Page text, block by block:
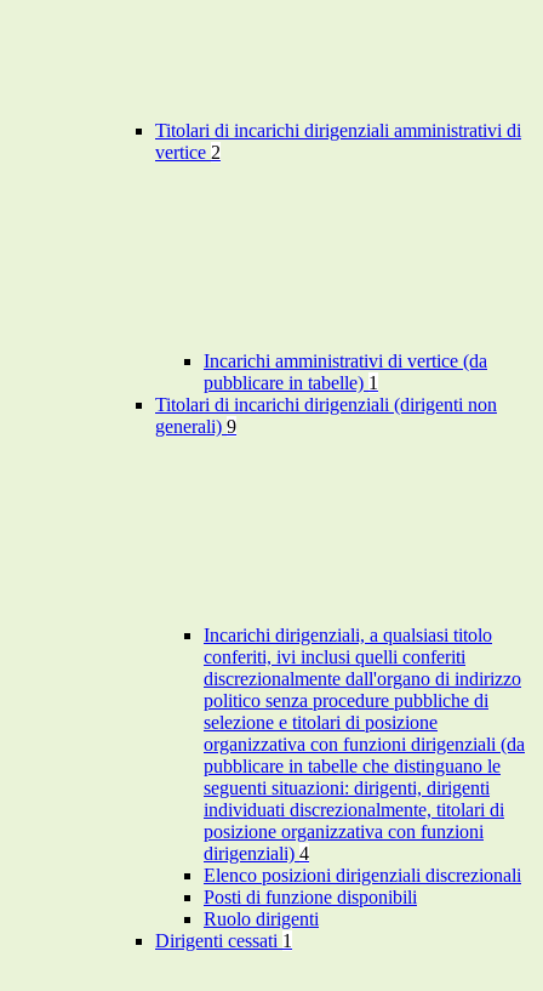
Titolari di incarichi dirigenziali amministrativi di
vertice 2
Incarichi amministrativi di vertice (da
pubblicare in tabelle) 1
Titolari di incarichi dirigenziali (dirigenti non
generali) 9
Incarichi dirigenziali, a qualsiasi titolo
conferiti, ivi inclusi quelli conferiti
discrezionalmente dall'organo di indirizzo
politico senza procedure pubbliche di
selezione e titolari di posizione
organizzativa con funzioni dirigenziali (da
pubblicare in tabelle che distinguano le
seguenti situazioni: dirigenti, dirigenti
individuati discrezionalmente, titolari di
posizione organizzativa con funzioni
dirigenziali) 4
Elenco posizioni dirigenziali discrezionali
Posti di funzione disponibili
Ruolo dirigenti
Dirigenti cessati 1